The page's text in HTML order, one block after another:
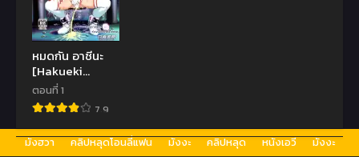
หมดกัน อาซีนะ
[Hakueki
Shobou (A-
Teru Haito)]
Sow ART IFLINE
(Sword Art
Online)
ตอนที่ 1
7.9
มังฮวา คลิปหลุดโอนลี่แฟน มังงะ คลิปหลุด หนังเอวี มังงะ